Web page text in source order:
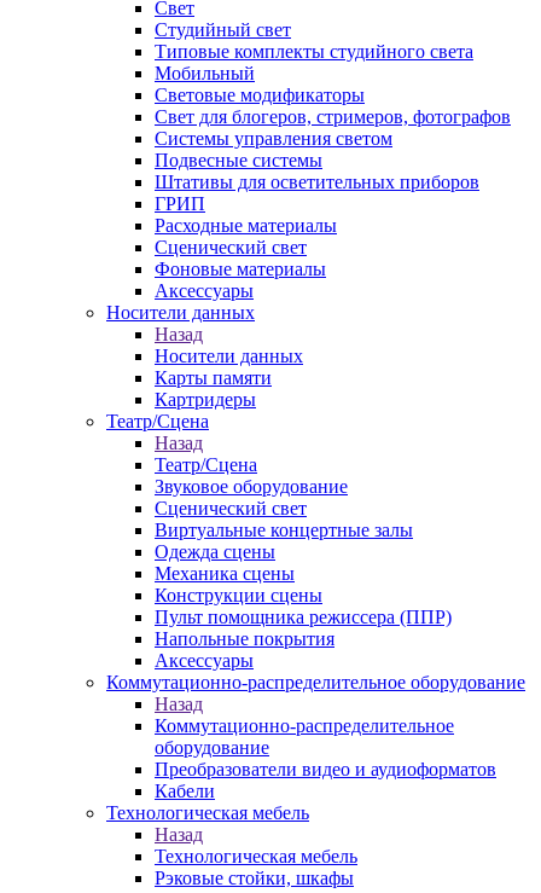
Свет
Студийный свет
Типовые комплекты студийного света
Мобильный
Световые модификаторы
Свет для блогеров, стримеров, фотографов
Системы управления светом
Подвесные системы
Штативы для осветительных приборов
ГРИП
Расходные материалы
Сценический свет
Фоновые материалы
Аксессуары
Носители данных
Назад
Носители данных
Карты памяти
Картридеры
Театр/Сцена
Назад
Театр/Сцена
Звуковое оборудование
Сценический свет
Виртуальные концертные залы
Одежда сцены
Механика сцены
Конструкции сцены
Пульт помощника режиссера (ППР)
Напольные покрытия
Аксессуары
Коммутационно-распределительное оборудование
Назад
Коммутационно-распределительное
оборудование
Преобразователи видео и аудиоформатов
Кабели
Технологическая мебель
Назад
Технологическая мебель
Рэковые стойки, шкафы